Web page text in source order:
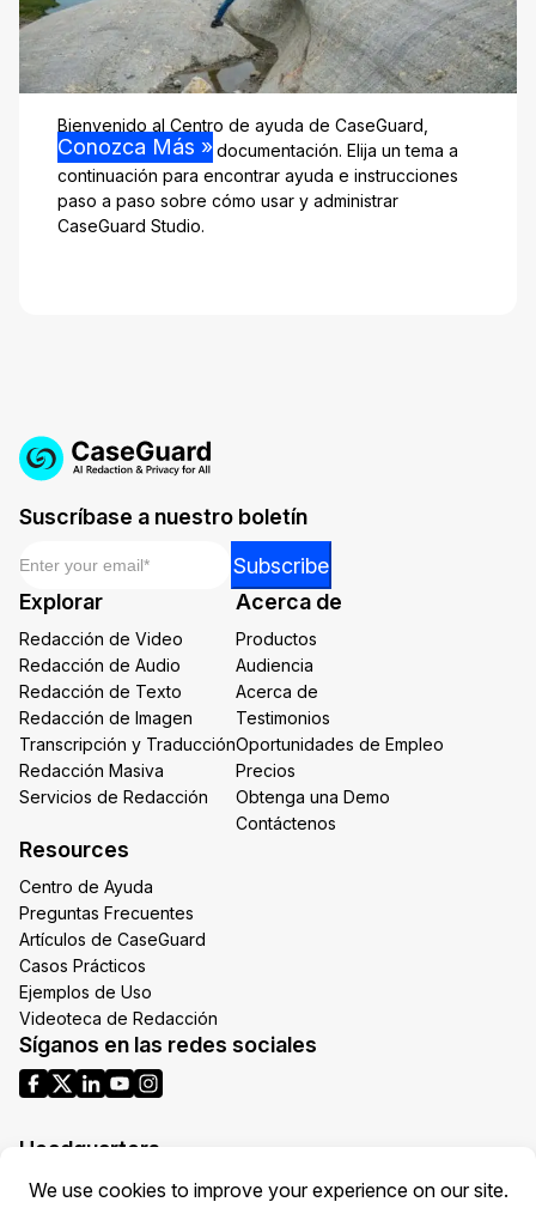
Bienvenido al Centro de ayuda de CaseGuard,
nuestro espacio de documentación. Elija un tema a
continuación para encontrar ayuda e instrucciones
paso a paso sobre cómo usar y administrar
CaseGuard Studio.
Conozca Más »
Suscríbase a nuestro boletín
Email
*
Subscribe
Explorar
Redacción de Video
Redacción de Audio
Redacción de Texto
Redacción de Imagen
Transcripción y Traducción
Redacción Masiva
Servicios de Redacción
Acerca de
Productos
Audiencia
Acerca de
Testimonios
Oportunidades de Empleo
Precios
Obtenga una Demo
Contáctenos
Resources
Centro de Ayuda
Preguntas Frecuentes
Artículos de CaseGuard
Casos Prácticos
Ejemplos de Uso
Videoteca de Redacción
Síganos en las redes sociales
Headquarters
1700 N Moore St Suite 1701